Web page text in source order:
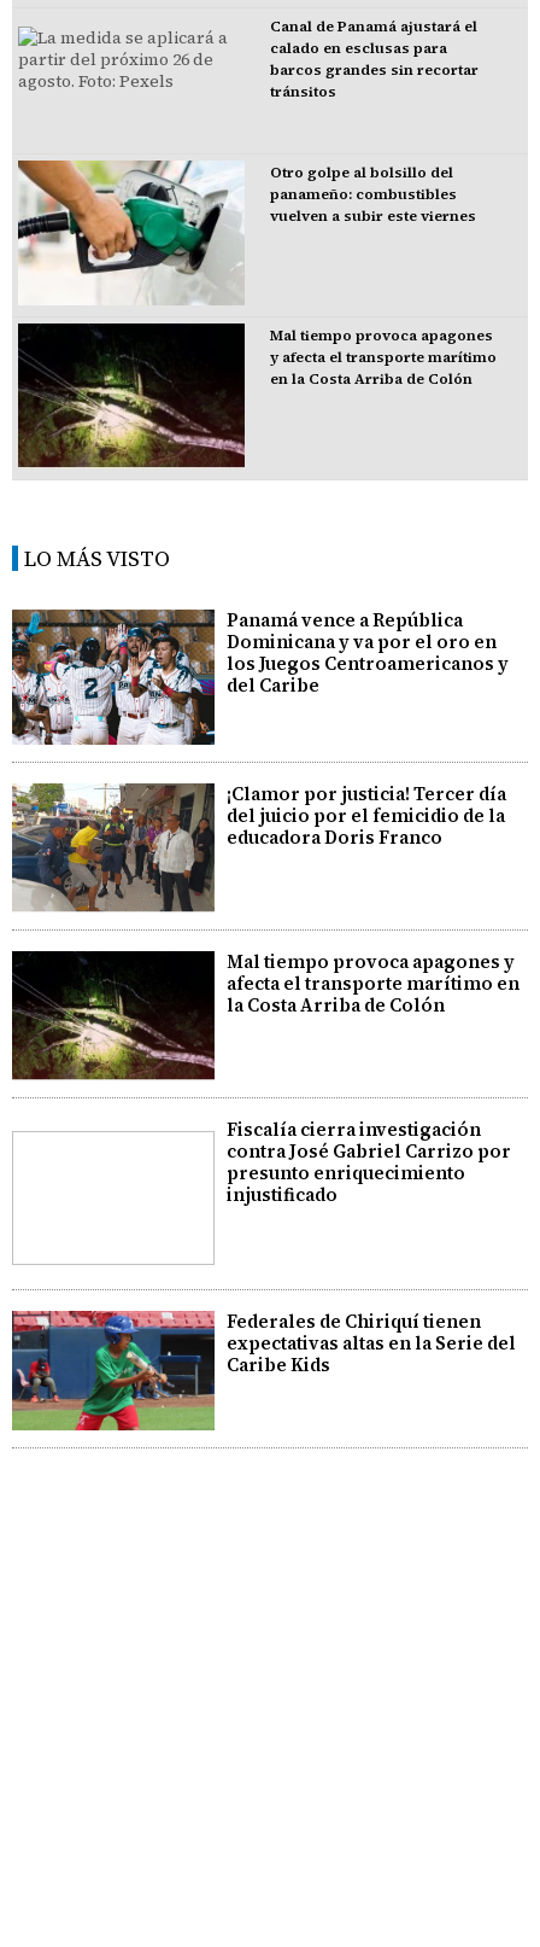
Canal de Panamá ajustará el
calado en esclusas para
barcos grandes sin recortar
tránsitos
Otro golpe al bolsillo del
panameño: combustibles
vuelven a subir este viernes
Mal tiempo provoca apagones
y afecta el transporte marítimo
en la Costa Arriba de Colón
LO MÁS VISTO
Panamá vence a República
Dominicana y va por el oro en
los Juegos Centroamericanos y
del Caribe
¡Clamor por justicia! Tercer día
del juicio por el femicidio de la
educadora Doris Franco
Mal tiempo provoca apagones y
afecta el transporte marítimo en
la Costa Arriba de Colón
Fiscalía cierra investigación
contra José Gabriel Carrizo por
presunto enriquecimiento
injustificado
Federales de Chiriquí tienen
expectativas altas en la Serie del
Caribe Kids